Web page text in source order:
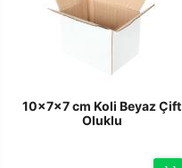
10x7x7 cm Koli Beyaz Çift
Oluklu